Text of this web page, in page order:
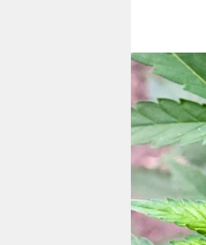
berlin
nord
verlag
verlag